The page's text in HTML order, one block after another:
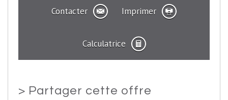
Contacter Imprimer
Calculatrice
> Partager cette offre